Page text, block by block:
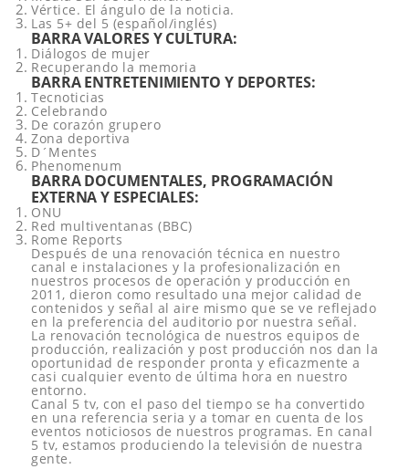
Vértice. El ángulo de la noticia.
Las 5+ del 5 (español/inglés)
BARRA VALORES Y CULTURA:
Diálogos de mujer
Recuperando la memoria
BARRA ENTRETENIMIENTO Y DEPORTES:
Tecnoticias
Celebrando
De corazón grupero
Zona deportiva
D´Mentes
Phenomenum
BARRA DOCUMENTALES, PROGRAMACIÓN
EXTERNA Y ESPECIALES:
ONU
Red multiventanas (BBC)
Rome Reports
Después de una renovación técnica en nuestro
canal e instalaciones y la profesionalización en
nuestros procesos de operación y producción en
2011, dieron como resultado una mejor calidad de
contenidos y señal al aire mismo que se ve reflejado
en la preferencia del auditorio por nuestra señal.
La renovación tecnológica de nuestros equipos de
producción, realización y post producción nos dan la
oportunidad de responder pronta y eficazmente a
casi cualquier evento de última hora en nuestro
entorno.
Canal 5 tv, con el paso del tiempo se ha convertido
en una referencia seria y a tomar en cuenta de los
eventos noticiosos de nuestros programas. En canal
5 tv, estamos produciendo la televisión de nuestra
gente.